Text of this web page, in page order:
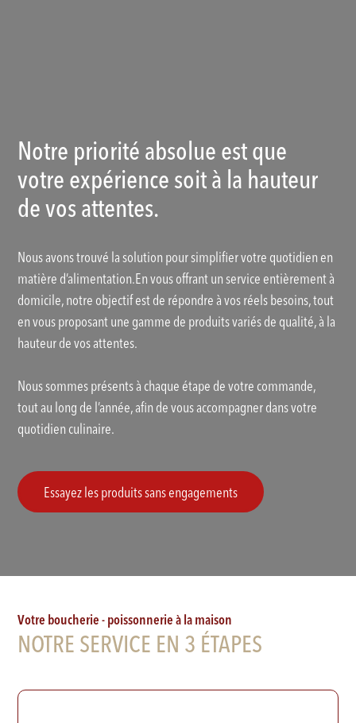
Notre priorité absolue est que
votre expérience soit à la hauteur
de vos attentes.
Nous avons trouvé la solution pour simplifier votre quotidien en
matière d’alimentation.En vous offrant un service entièrement à
domicile, notre objectif est de répondre à vos réels besoins, tout
en vous proposant une gamme de produits variés de qualité, à la
hauteur de vos attentes.
Nous sommes présents à chaque étape de votre commande,
tout au long de l’année, afin de vous accompagner dans votre
quotidien culinaire.
Essayez les produits sans engagements
Votre boucherie - poissonnerie à la maison
NOTRE SERVICE EN 3 ÉTAPES